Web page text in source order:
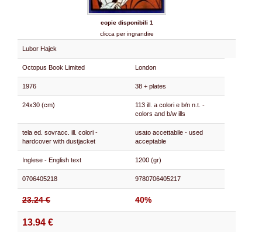
copie disponibili 1
clicca per ingrandire
Lubor Hajek
Octopus Book Limited London
1976 38 + plates
24x30 (cm)
113 ill. a colori e b/n n.t. -
colors and b/w ills
tela ed. sovracc. ill. colori -
hardcover with dustjacket
usato accettabile - used
acceptable
Inglese - English text 1200 (gr)
0706405218 9780706405217
23.24 € 40%
13.94 €